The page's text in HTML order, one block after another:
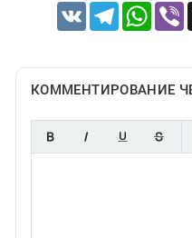
VK Telegram
КОММЕНТИРОВАНИЕ